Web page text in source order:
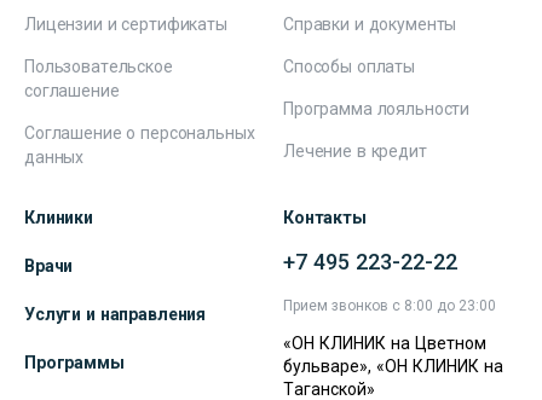
Лицензии и сертификаты
Пользовательское
соглашение
Соглашение о персональных
данных
Справки и документы
Способы оплаты
Программа лояльности
Лечение в кредит
Клиники
Врачи
Услуги и направления
Программы
Контакты
+7 495 223-22-22
Прием звонков с 8:00 до 23:00
«ОН КЛИНИК на Цветном
бульваре», «ОН КЛИНИК на
Таганской»